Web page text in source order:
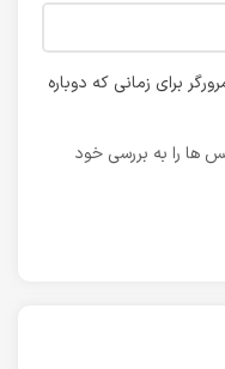
برای زمانی که دوباره
ها را به بررسی خود